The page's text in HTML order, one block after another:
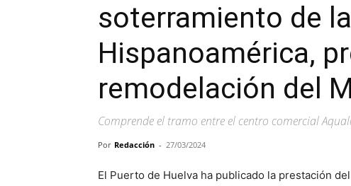
soterramiento de
Hispanoamérica,
remodelación del
Comprende el tramo entre el centro comercial
Por Redacción - 27/03/2024
El Puerto de Huelva ha publicado la prestación